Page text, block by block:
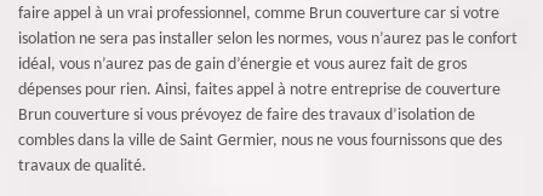
faire appel à un vrai professionnel, comme Brun couverture car si votre
isolation ne sera pas installer selon les normes, vous n’aurez pas le confort
idéal, vous n’aurez pas de gain d’énergie et vous aurez fait de gros
dépenses pour rien. Ainsi, faites appel à notre entreprise de couverture
Brun couverture si vous prévoyez de faire des travaux d’isolation de
combles dans la ville de Saint Germier, nous ne vous fournissons que des
travaux de qualité.